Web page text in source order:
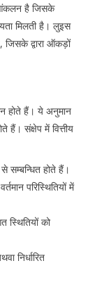
आंकलन है जिसके
मिलती है। लुइस
जिसके द्वारा ऑकड़ों
होते हैं। ये अनुमान
हैं। संक्षेप में वित्तीय
से सम्बन्धित होते हैं।
परिस्थितियों में
स्थितियों को
निर्धारित